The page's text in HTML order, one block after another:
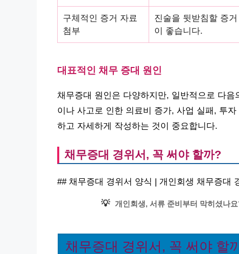
구체적인 증거 자료
첨부
진술을 뒷받침할 증
이 좋습니다.
대표적인 채무 증대 원인
채무증대 원인은 다양하지만, 일반적으로 다
이나 사고로 인한 의료비 증가, 사업 실패, 투
하고 자세하게 작성하는 것이 중요합니다.
채무증대 경위서, 꼭 써야 할까?
## 채무증대 경위서 양식 | 개인회생 채무증대
💡 개인회생, 서류 준비부터 막히셨나
채무증대 경위서, 꼭 써야 할